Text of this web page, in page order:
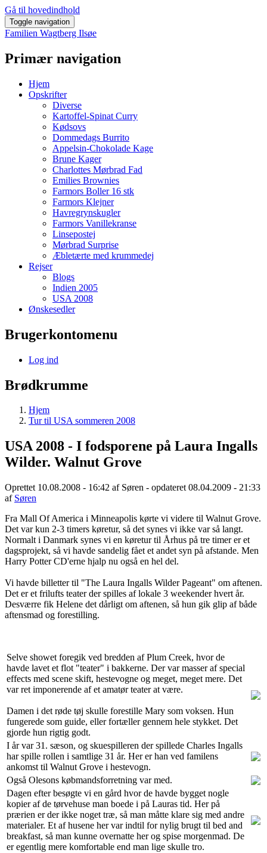
Gå til hovedindhold
Toggle navigation
Familien Wagtberg Ilsøe
Primær navigation
Hjem
Opskrifter
Diverse
Kartoffel-Spinat Curry
Kødsovs
Dommedags Burrito
Appelsin-Chokolade Kage
Brune Kager
Charlottes Mørbrad Fad
Emilies Brownies
Farmors Boller 16 stk
Farmors Klejner
Havregrynskugler
Farmors Vanillekranse
Linsepostej
Mørbrad Surprise
Æbletærte med krummedej
Rejser
Blogs
Indien 2005
USA 2008
Ønskesedler
Brugerkontomenu
Log ind
Brødkrumme
Hjem
Tur til USA sommeren 2008
USA 2008 - I fodsporene på Laura Ingalls
Wilder. Walnut Grove
Oprettet 10.08.2008 - 16:42 af Søren - opdateret 08.04.2009 - 21:33
af Søren
Fra Mall Of America i Minneapolis kørte vi videre til Walnut Grove.
Det var kun 2-3 timers køretur, så det synes vi ikke var så langt.
Normalt i Danmark synes vi en køretur til Århus på tre timer er et
dagsprojekt, så vi havde sandelig fået et andet syn på afstande. Men
Harry Potter CD'erne hjalp nu også en hel del.
Vi havde billetter til "The Laura Ingalls Wilder Pageant" om aftenen.
Det er et frilufts teater der spilles af lokale 3 weekender hvert år.
Desværre fik Helene det dårligt om aftenen, så hun gik glip af både
aftensmad og forestilling.
Selve showet foregik ved bredden af Plum Creek, hvor de
havde lavet et flot "teater" i bakkerne. Der var masser af special
effects med scene skift, hestevogne og meget, meget mere. Det
var ret imponerende af et amatør teater at være.
Damen i det røde tøj skulle forestille Mary som voksen. Hun
fungerede som guide, eller fortæller gennem hele stykket. Det
gjorde hun rigtig godt.
I år var 31. sæson, og skuespilleren der spillede Charles Ingalls
har spille rollen i samtlige 31 år. Her er han ved familens
ankomst til Walnut Grove i hestevogn.
Også Olesons købmandsforretning var med.
Dagen efter besøgte vi en gård hvor de havde bygget nogle
kopier af de tørvehuse man boede i på Lauras tid. Her på
prærien er der ikke noget træ, så man måtte klare sig med andre
materialer. Et af husene her var indtil for nylig brugt til bed and
breakfast, så man kunne overnatte her og spise morgenmad. De
er egentlig mere komfortable end man lige skulle tro.